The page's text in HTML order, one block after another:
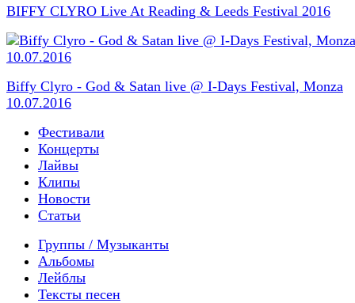
BIFFY CLYRO Live At Reading & Leeds Festival 2016
Biffy Clyro - God & Satan live @ I-Days Festival, Monza
10.07.2016
Фестивали
Концерты
Лайвы
Клипы
Новости
Статьи
Группы / Музыканты
Альбомы
Лейблы
Тексты песен